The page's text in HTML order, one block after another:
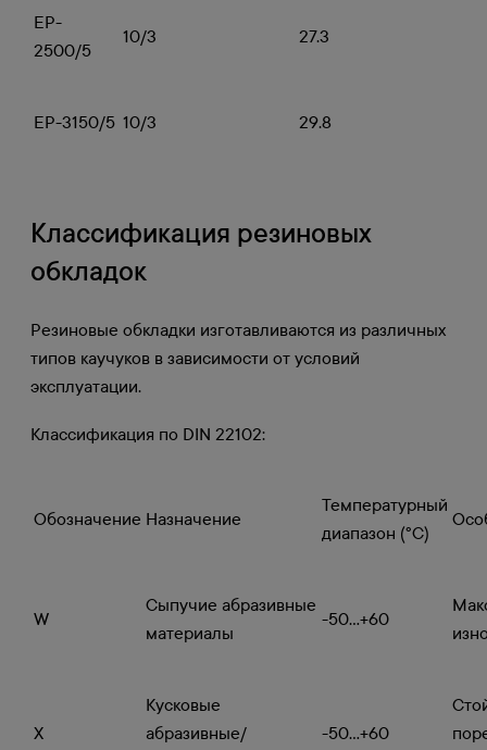
EP-
2500/5
10/3 27.3
EP-3150/5 10/3 29.8
Классификация резиновых
обкладок
Резиновые обкладки изготавливаются из различных
типов каучуков в зависимости от условий
эксплуатации.
Классификация по DIN 22102:
Обозначение Назначение
Температурный
диапазон (°C)
W
Сыпучие абразивные
материалы
-50...+60
X
Кусковые
абразивные/
-50...+60